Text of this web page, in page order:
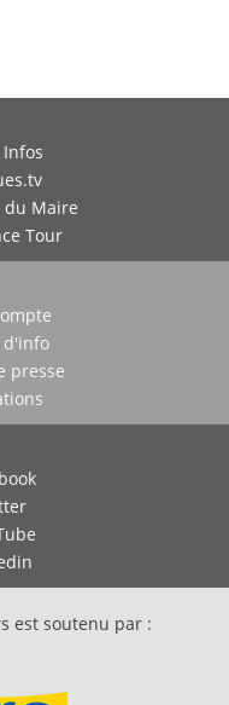
Infos
du Maire
Tour
d'info
presse
est soutenu par :